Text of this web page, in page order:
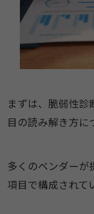
まずは、脆弱性
目の読み解き方に
多くのベンダーが
項目で構成されて